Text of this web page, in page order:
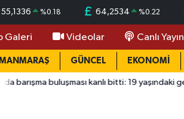
55,1336 %0.18 64,2534 %0.22
Galeri Videolar Canlı Yayın
GÜNCEL EKONOMİ
kanlı bitti: 19 yaşındaki genç öldü